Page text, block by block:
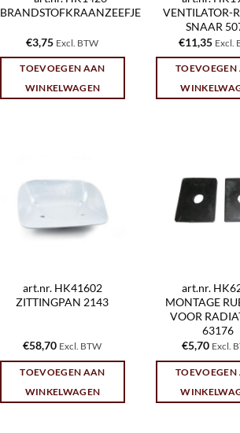
BRANDSTOFKRAANZEEFJE
€3,75 Excl. BTW
TOEVOEGEN AAN
WINKELWAGEN
VENTILATOR-
SNAAR
€11,35 Excl.
TOEVOEGEN
art.nr. HK41602
ZITTINGPAN 2143
€58,70 Excl. BTW
TOEVOEGEN AAN
WINKELWAGEN
art.nr.
MONTAGE
VOOR
63176
€5,70 Excl.
TOEVOEGEN